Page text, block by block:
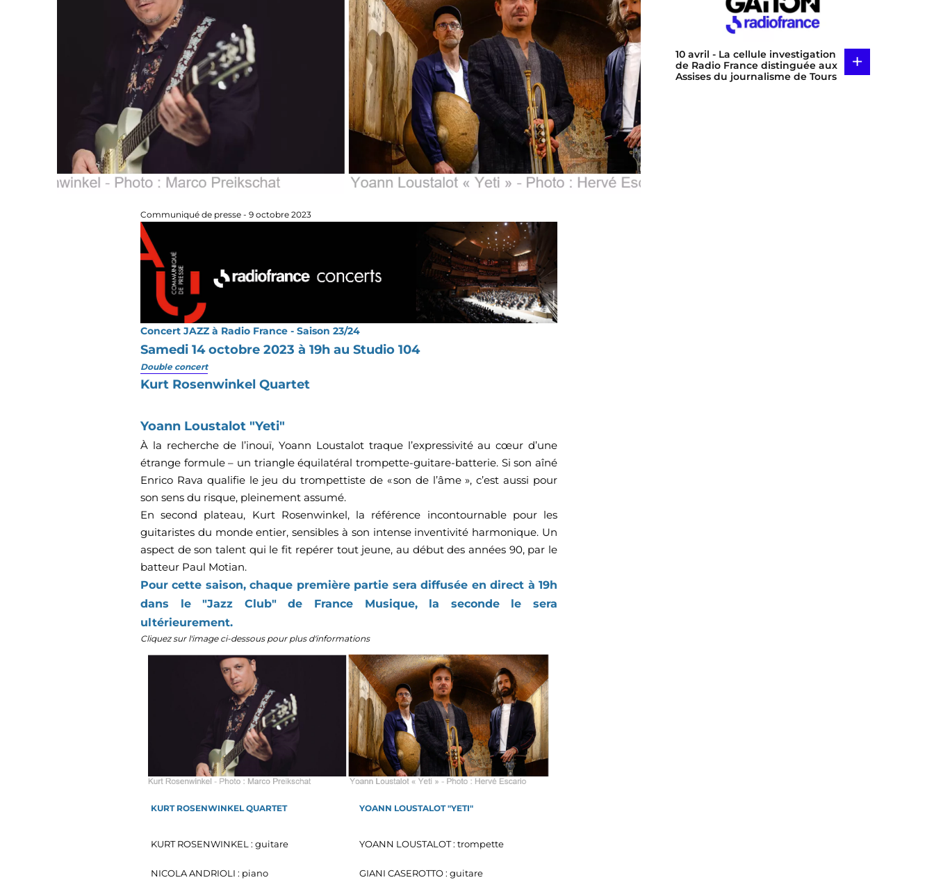
Communiqué de presse - 9 octobre 2023
Concert JAZZ à Radio France - Saison 23/24
Samedi 14 octobre 2023 à 19h au Studio 104
Double concert
Kurt Rosenwinkel Quartet
Yoann Loustalot "Yeti"
À la recherche de l’inouï, Yoann Loustalot traque l’expressivité au cœur d’une
étrange formule – un triangle équilatéral trompette-guitare-batterie. Si son aîné
Enrico Rava qualifie le jeu du trompettiste de « son de l’âme », c’est aussi pour
son sens du risque, pleinement assumé.
En second plateau, Kurt Rosenwinkel, la référence incontournable pour les
guitaristes du monde entier, sensibles à son intense inventivité harmonique. Un
aspect de son talent qui le fit repérer tout jeune, au début des années 90, par le
batteur Paul Motian.
Pour cette saison, chaque première partie sera diffusée en direct à 19h
dans le "Jazz Club" de France Musique, la seconde le sera
ultérieurement.
Cliquez sur l'image ci-dessous pour plus d'informations
KURT ROSENWINKEL QUARTET
KURT ROSENWINKEL : guitare
NICOLA ANDRIOLI : piano
YOANN LOUSTALOT "YETI"
YOANN LOUSTALOT : trompette
GIANI CASEROTTO : guitare
10 avril - La cellule investigation
de Radio France distinguée aux
Assises du journalisme de Tours
+